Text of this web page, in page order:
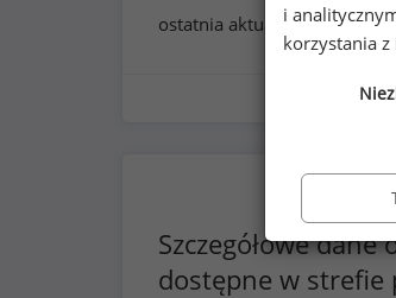
ostatnia aktualizacja:
Szczegółowe
dostępne w
i
korzystania z